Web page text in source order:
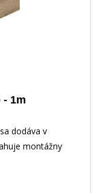
1m
dodáva v
montážny